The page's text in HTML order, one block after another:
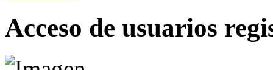
Acceso de usuarios